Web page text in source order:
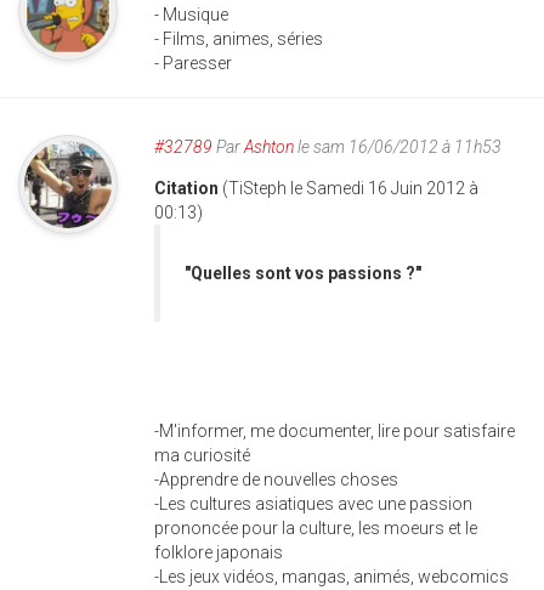
- Musique
- Films, animes, séries
- Paresser
#32789 ParAshtonle sam 16/06/2012 à 11h53
Citation (TiSteph le Samedi 16 Juin 2012 à
00:13)
"Quelles sont vos passions ?"
-M'informer, me documenter, lire pour satisfaire
ma curiosité
-Apprendre de nouvelles choses
-Les cultures asiatiques avec une passion
prononcée pour la culture, les moeurs et le
folklore japonais
-Les jeux vidéos, mangas, animés, webcomics